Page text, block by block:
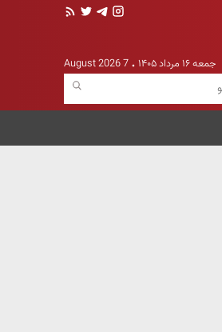
جمعه ۱۶ مرداد ۱۴۰۵ 7 August 2026